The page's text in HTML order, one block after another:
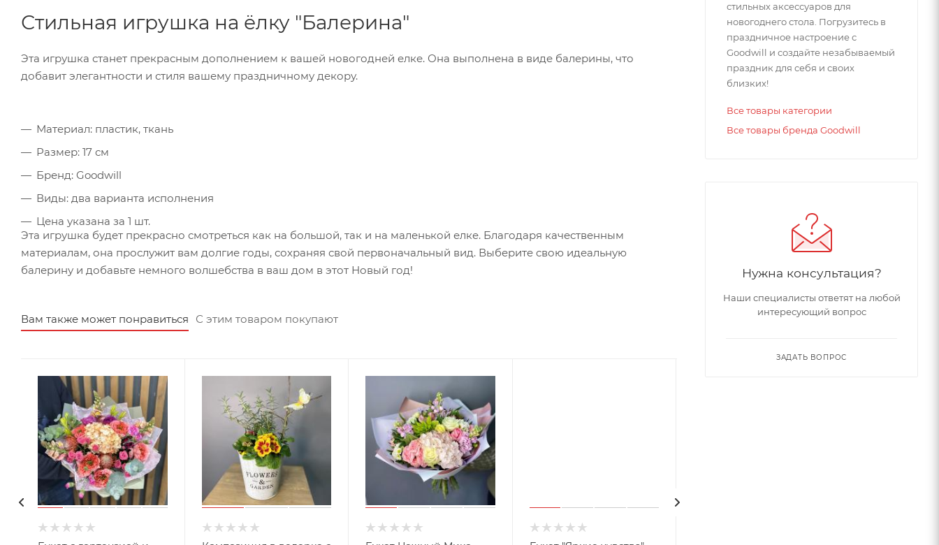
Стильная игрушка на ёлку "Балерина"
Эта игрушка станет прекрасным дополнением к вашей новогодней елке. Она выполнена в виде балерины, что
добавит элегантности и стиля вашему праздничному декору.
Материал: пластик, ткань
Размер: 17 см
Бренд: Goodwill
Виды: два варианта исполнения
Цена указана за 1 шт.
Эта игрушка будет прекрасно смотреться как на большой, так и на маленькой елке. Благодаря качественным
материалам, она прослужит вам долгие годы, сохраняя свой первоначальный вид. Выберите свою идеальную
балерину и добавьте немного волшебства в ваш дом в этот Новый год!
Вам также может понравиться С этим товаром покупают
стильных аксессуаров для
новогоднего стола. Погрузитесь в
праздничное настроение с
Goodwill и создайте незабываемый
праздник для себя и своих
близких!
Все товары категории
Все товары бренда Goodwill
Нужна консультация?
Наши специалисты ответят на любой
интересующий вопрос
ЗАДАТЬ ВОПРОС